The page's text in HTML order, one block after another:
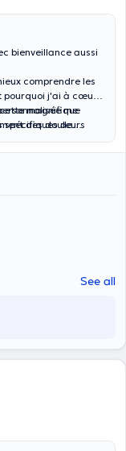
bienveillance aussi
comprendre les
pourquoi j'ai à cœur
magnifique
des douleurs
me
spécifiques de
See all